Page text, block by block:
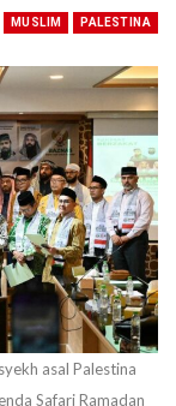
MUSLIM PALESTINA
asal Palestina
Safari Ramadan